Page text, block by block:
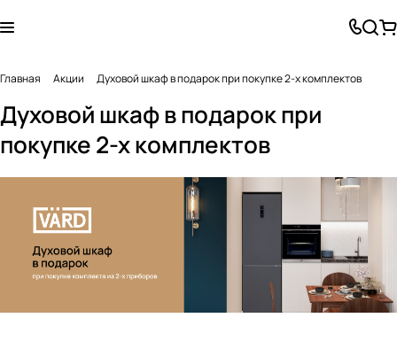
Главная Акции Духовой шкаф в подарок при покупке 2-х комплектов
Духовой шкаф в подарок при
покупке 2-х комплектов